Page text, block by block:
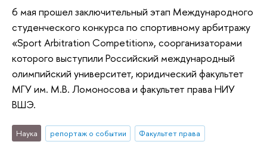
6 мая прошел заключительный этап Международного
студенческого конкурса по спортивному арбитражу
«Sport Arbitration Competition», соорганизаторами
которого выступили Российский международный
олимпийский университет, юридический факультет
МГУ им. М.В. Ломоносова и факультет права НИУ
ВШЭ.
Наука репортаж о событии Факультет права